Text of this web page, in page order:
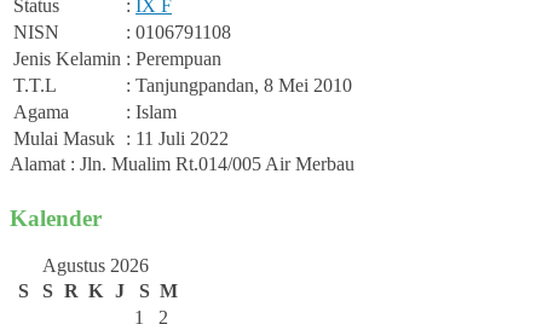
Status : IX F
NISN
: 0106791108
Jenis Kelamin : Perempuan
T.T.L
: Tanjungpandan, 8 Mei 2010
Agama
: Islam
Mulai Masuk : 11 Juli 2022
Alamat : Jln. Mualim Rt.014/005 Air Merbau
Kalender
Agustus 2026
S
S R K J S M
1
2